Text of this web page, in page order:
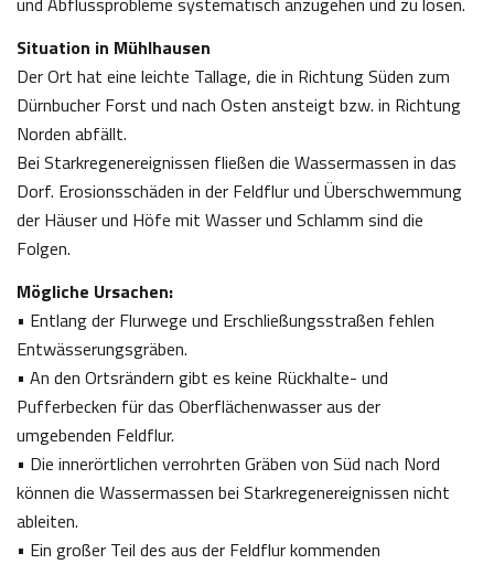
Situation in Mühlhausen
Der Ort hat eine leichte Tallage, die in Richtung Süden zum
Dürnbucher Forst und nach Osten ansteigt bzw. in Richtung
Norden abfällt.
Bei Starkregenereignissen fließen die Wassermassen in das
Dorf. Erosionsschäden in der Feldflur und Überschwemmung
der Häuser und Höfe mit Wasser und Schlamm sind die
Folgen.
Mögliche Ursachen:
• Entlang der Flurwege und Erschließungsstraßen fehlen
Entwässerungsgräben.
• An den Ortsrändern gibt es keine Rückhalte- und
Pufferbecken für das Oberflächenwasser aus der
umgebenden Feldflur.
• Die innerörtlichen verrohrten Gräben von Süd nach Nord
können die Wassermassen bei Starkregenereignissen nicht
ableiten.
• Ein großer Teil des aus der Feldflur kommenden